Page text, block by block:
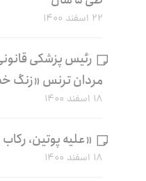
۲۲ اسفند ۱۴۰۰
رئیس پزشکی
مردان ترنس «زنگ
۱۸ اسفند ۱۴۰۰
«علیه پوتین،
۱۸ اسفند ۱۴۰۰